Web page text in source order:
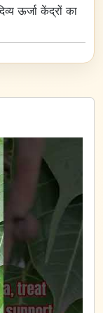
ऊर्जा केंद्रों का